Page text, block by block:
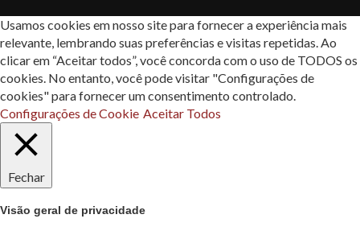
Usamos cookies em nosso site para fornecer a experiência mais
relevante, lembrando suas preferências e visitas repetidas. Ao
clicar em “Aceitar todos”, você concorda com o uso de TODOS os
cookies. No entanto, você pode visitar "Configurações de
cookies" para fornecer um consentimento controlado.
Configurações de Cookie Aceitar Todos
Fechar
Visão geral de privacidade